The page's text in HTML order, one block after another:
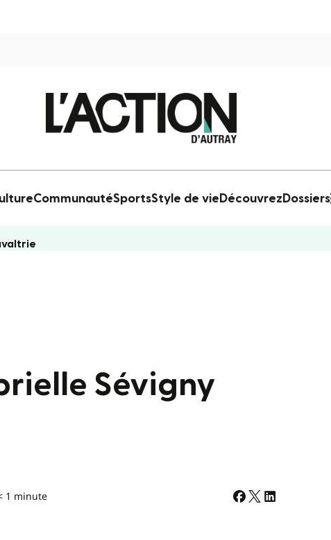
CommunautéSportsStyle de vie Découvrez Dossiers
Sévigny
1 minute